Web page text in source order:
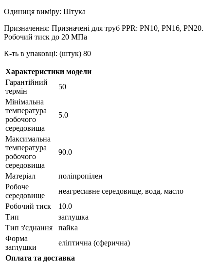
Одиниця виміру: Штука
Призначення: Призначені для труб PPR: PN10, PN16, PN20.
Робочий тиск до 20 МПа
К-ть в упаковці: (штук) 80
Характеристики модели
Гарантійний
термін
50
Мінімальна
температура
робочого
середовища
5.0
Максимальна
температура
робочого
середовища
90.0
Матеріал
поліпропілен
Робоче
середовище
неагресивне середовище, вода, масло
Робочий тиск
10.0
Тип
заглушка
Тип з'єднання
пайка
Форма
заглушки
еліптична (сферична)
Оплата та доставка